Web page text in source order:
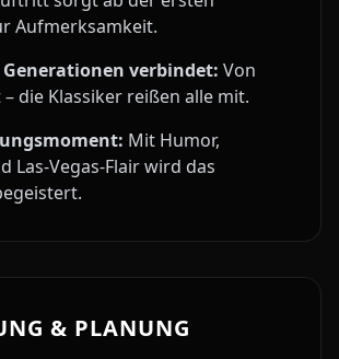
Aufmerksamkeit.
verbindet: Von
– die Klassiker reißen alle mit.
Mit Humor,
Las-Vegas-Flair wird das
& PLANUNG